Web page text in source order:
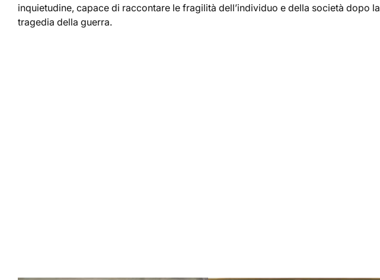
inquietudine, capace di raccontare le fragilità dell’individuo e della società dopo la
tragedia della guerra.